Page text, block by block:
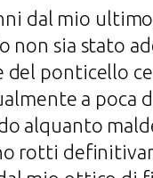
dal mio ultimo
non sia stato
ponticello
a poca
alquanto
rotti